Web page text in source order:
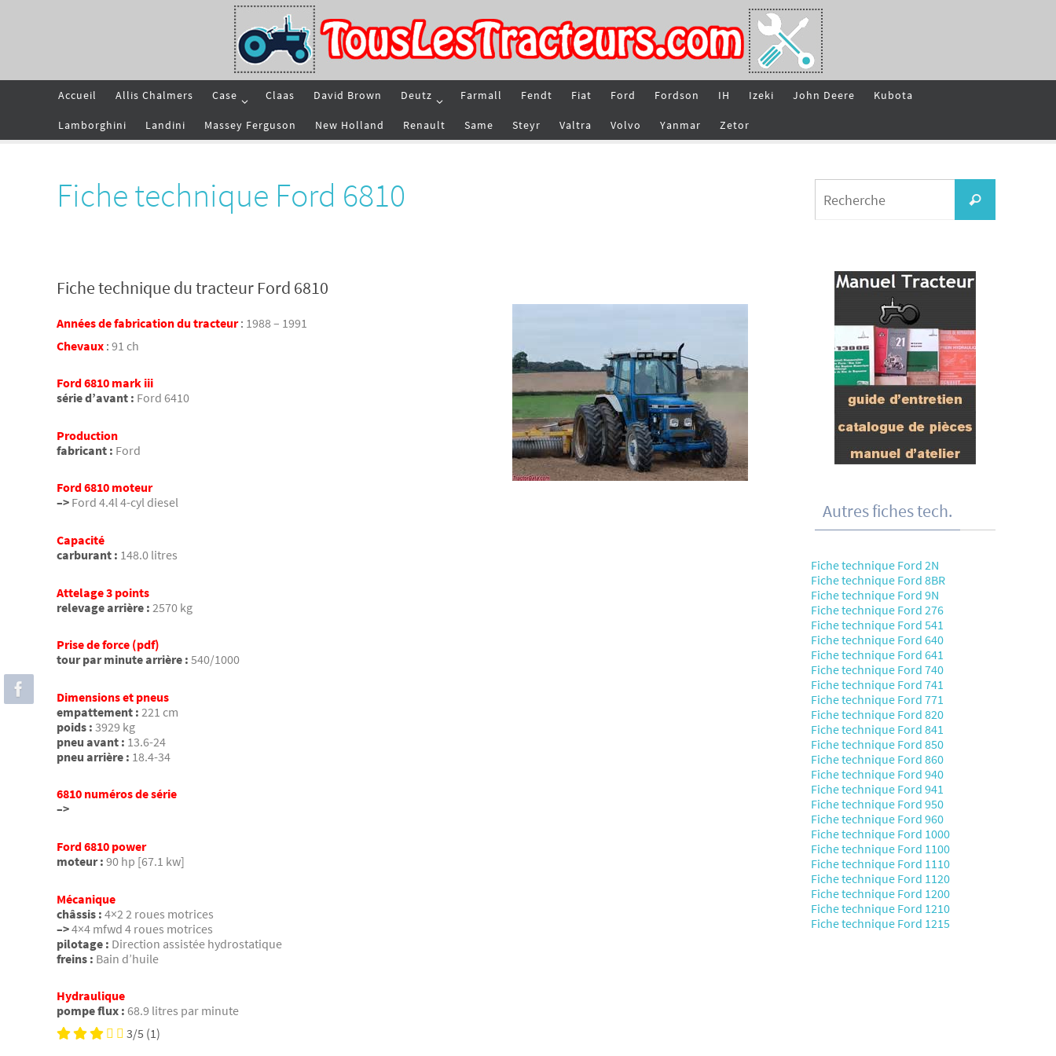
Accueil Allis Chalmers Case Claas David Brown Deutz Farmall Fendt Fiat Ford Fordson IH Izeki John Deere Kubota
Lamborghini Landini Massey Ferguson New Holland Renault Same Steyr Valtra Volvo Yanmar Zetor
Fiche technique Ford 6810
Fiche technique du tracteur Ford 6810
Années de fabrication du tracteur: 1988 – 1991
Chevaux : 91 ch
Ford 6810 mark iii
série d’avant : Ford 6410
Production
fabricant : Ford
Ford 6810 moteur
–> Ford 4.4l 4-cyl diesel
Capacité
carburant : 148.0 litres
Attelage 3 points
relevage arrière : 2570 kg
Prise de force (pdf)
tour par minute arrière : 540/1000
Dimensions et pneus
empattement : 221 cm
poids : 3929 kg
pneu avant : 13.6-24
pneu arrière : 18.4-34
6810 numéros de série
–>
Ford 6810 power
moteur : 90 hp [67.1 kw]
Mécanique
châssis : 4×2 2 roues motrices
–>4×4 mfwd 4 roues motrices
pilotage : Direction assistée hydrostatique
freins : Bain d’huile
Hydraulique
pompe flux : 68.9 litres par minute
3/5 (1)
Recherche
Autres fiches tech.
Fiche technique Ford 2N
Fiche technique Ford 8BR
Fiche technique Ford 9N
Fiche technique Ford 276
Fiche technique Ford 541
Fiche technique Ford 640
Fiche technique Ford 641
Fiche technique Ford 740
Fiche technique Ford 741
Fiche technique Ford 771
Fiche technique Ford 820
Fiche technique Ford 841
Fiche technique Ford 850
Fiche technique Ford 860
Fiche technique Ford 940
Fiche technique Ford 941
Fiche technique Ford 950
Fiche technique Ford 960
Fiche technique Ford 1000
Fiche technique Ford 1100
Fiche technique Ford 1110
Fiche technique Ford 1120
Fiche technique Ford 1200
Fiche technique Ford 1210
Fiche technique Ford 1215